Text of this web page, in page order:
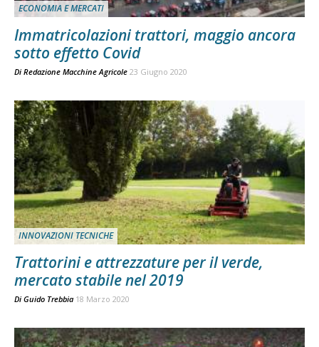
ECONOMIA E MERCATI
Immatricolazioni trattori, maggio ancora
sotto effetto Covid
Di Redazione Macchine Agricole 23 Giugno 2020
INNOVAZIONI TECNICHE
Trattorini e attrezzature per il verde,
mercato stabile nel 2019
Di Guido Trebbia 18 Marzo 2020